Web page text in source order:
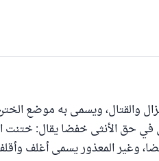
والقتال، ويسمى به موضع
في حق الأنثى خفضا يقال: ختنت